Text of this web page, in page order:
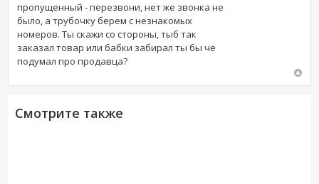
пропущенный - перезвони, нет же звонка не
было, а трубочку берем с незнакомых
номеров. Ты скажи со стороны, тыб так
заказал товар или бабки забирал ты бы че
подумал про продавца?
Смотрите также